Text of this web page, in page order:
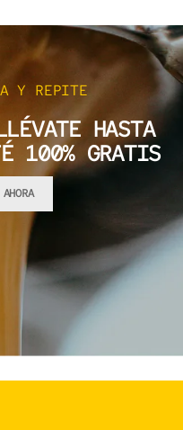
Y REPITE
HASTA
100% GRATIS